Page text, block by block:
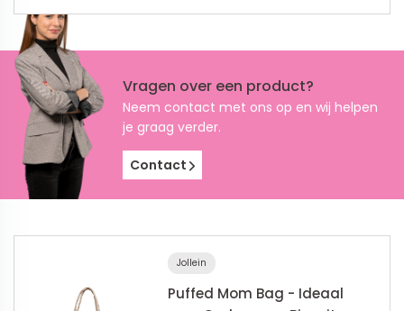
Vragen over een product?
Neem contact met ons op en wij helpen
je graag verder.
Contact
Jollein
Puffed Mom Bag - Ideaal